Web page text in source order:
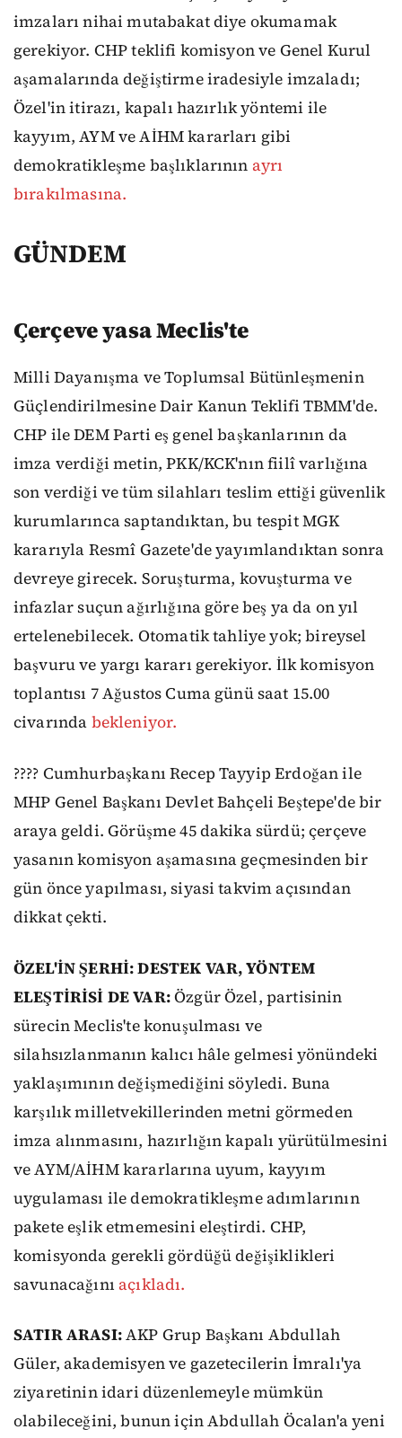
imzaları nihai mutabakat diye okumamak
gerekiyor. CHP teklifi komisyon ve Genel Kurul
aşamalarında değiştirme iradesiyle imzaladı;
Özel'in itirazı, kapalı hazırlık yöntemi ile
kayyım, AYM ve AİHM kararları gibi
demokratikleşme başlıklarının ayrı
bırakılmasına.
GÜNDEM
Çerçeve yasa Meclis'te
Milli Dayanışma ve Toplumsal Bütünleşmenin
Güçlendirilmesine Dair Kanun Teklifi TBMM'de.
CHP ile DEM Parti eş genel başkanlarının da
imza verdiği metin, PKK/KCK'nın fiilî varlığına
son verdiği ve tüm silahları teslim ettiği güvenlik
kurumlarınca saptandıktan, bu tespit MGK
kararıyla Resmî Gazete'de yayımlandıktan sonra
devreye girecek. Soruşturma, kovuşturma ve
infazlar suçun ağırlığına göre beş ya da on yıl
ertelenebilecek. Otomatik tahliye yok; bireysel
başvuru ve yargı kararı gerekiyor. İlk komisyon
toplantısı 7 Ağustos Cuma günü saat 15.00
civarında bekleniyor.
???? Cumhurbaşkanı Recep Tayyip Erdoğan ile
MHP Genel Başkanı Devlet Bahçeli Beştepe'de bir
araya geldi. Görüşme 45 dakika sürdü; çerçeve
yasanın komisyon aşamasına geçmesinden bir
gün önce yapılması, siyasi takvim açısından
dikkat çekti.
ÖZEL'İN ŞERHİ: DESTEK VAR, YÖNTEM
ELEŞTİRİSİ DE VAR:Özgür Özel, partisinin
sürecin Meclis'te konuşulması ve
silahsızlanmanın kalıcı hâle gelmesi yönündeki
yaklaşımının değişmediğini söyledi. Buna
karşılık milletvekillerinden metni görmeden
imza alınmasını, hazırlığın kapalı yürütülmesini
ve AYM/AİHM kararlarına uyum, kayyım
uygulaması ile demokratikleşme adımlarının
pakete eşlik etmemesini eleştirdi. CHP,
komisyonda gerekli gördüğü değişiklikleri
savunacağını açıkladı.
SATIR ARASI:AKP Grup Başkanı Abdullah
Güler, akademisyen ve gazetecilerin İmralı'ya
ziyaretinin idari düzenlemeyle mümkün
olabileceğini, bunun için Abdullah Öcalan'a yeni